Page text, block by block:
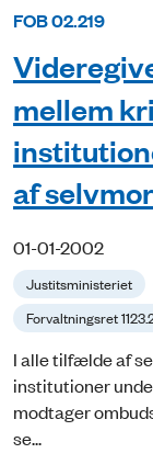
FOB 02.219
mellem
af
01-01-2002
Justitsministeriet
Forvaltningsret
I alle tilfælde af
institutioner
modtager
se...